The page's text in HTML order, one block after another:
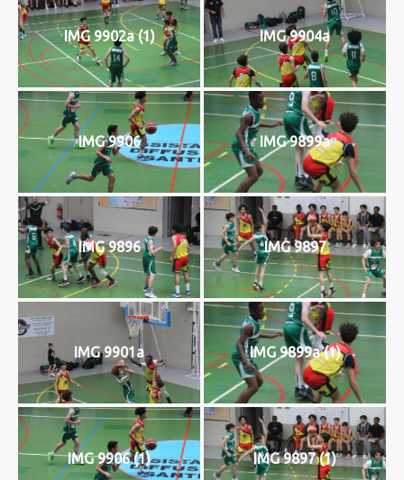
IMG 9902a (1) IMG 9904a
IMG 9906 IMG 9899a
IMG 9896 IMG 9897
IMG 9901a IMG 9899a (1)
IMG 9906 (1) IMG 9897 (1)